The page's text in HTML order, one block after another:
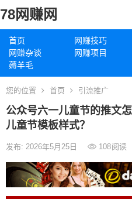
78网赚网
首页 网赚技巧
网赚杂谈
网赚项目
薅羊毛
您的位置 首页 引流推广
公众号六一儿童节的推文
儿童节模板样式？
发布: 2026年5月25日 108阅读